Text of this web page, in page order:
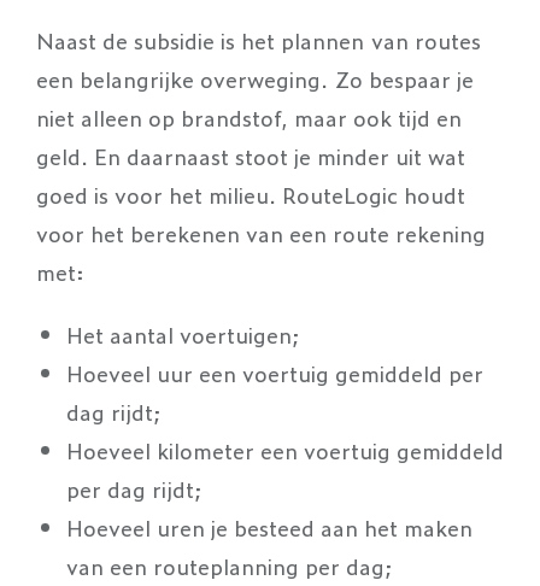
Naast de subsidie is het plannen van routes
een belangrijke overweging. Zo bespaar je
niet alleen op brandstof, maar ook tijd en
geld. En daarnaast stoot je minder uit wat
goed is voor het milieu. RouteLogic houdt
voor het berekenen van een route rekening
met:
Het aantal voertuigen;
Hoeveel uur een voertuig gemiddeld per
dag rijdt;
Hoeveel kilometer een voertuig gemiddeld
per dag rijdt;
Hoeveel uren je besteed aan het maken
van een routeplanning per dag;